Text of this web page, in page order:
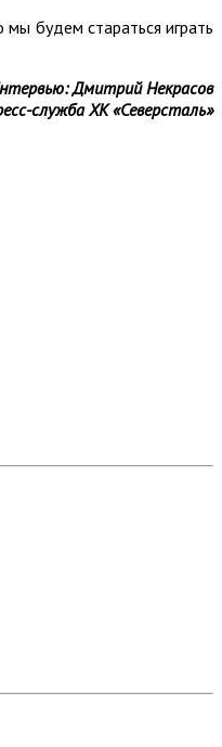
будем стараться играть
Дмитрий Некрасов
служба ХК «Северсталь»